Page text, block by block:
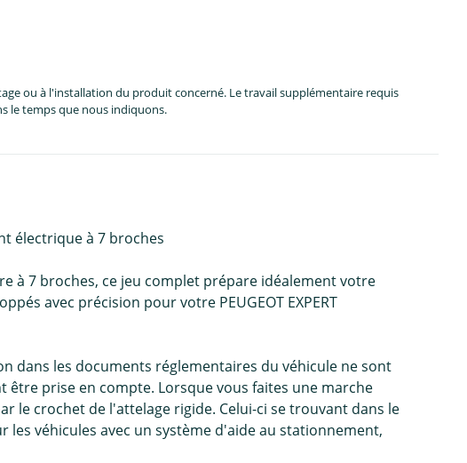
ou à l'installation du produit concerné. Le travail supplémentaire requis
le temps que nous indiquons.
électrique à 7 broches
à 7 broches, ce jeu complet prépare idéalement votre
avec précision pour votre PEUGEOT EXPERT
dans les documents réglementaires du véhicule ne sont
prise en compte. Lorsque vous faites une marche
le crochet de l'attelage rigide. Celui-ci se trouvant dans le
véhicules avec un système d'aide au stationnement,